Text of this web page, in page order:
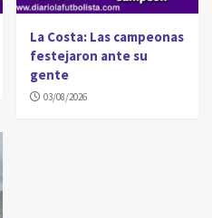
La Costa: Las campeonas
festejaron ante su
gente
03/08/2026